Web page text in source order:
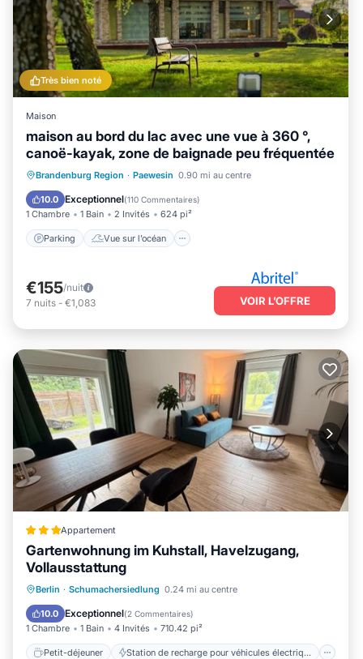
Très bien noté
Maison
maison au bord du lac avec une vue à 360 °,
canoë-kayak, zone de baignade peu fréquentée
Brandenburg Region · Paewesin 0.90 mi au centre
10.0 Exceptionnel(110 Commentaires)
1 Chambre 1 Bain 2 Invités 624 pi²
Parking Vue sur l’océan
Parking
Vue sur l’océan
Balcon/Terrasse
Vue
€155/nuit
7 nuits - €1,083 VOIR L’OFFRE
Appartement
Gartenwohnung im Kuhstall, Havelzugang,
Vollausstattung
Berlin · Schumachersiedlung 0.24 mi au centre
10.0 Exceptionnel(2 Commentaires)
1 Chambre 1 Bain 4 Invités 710.42 pi²
Petit-déjeuner Station de recharge pour véhicules électriques
Petit-déjeuner
Station de recharge pour véhicules électriques
Parking
Balcon/Terrasse